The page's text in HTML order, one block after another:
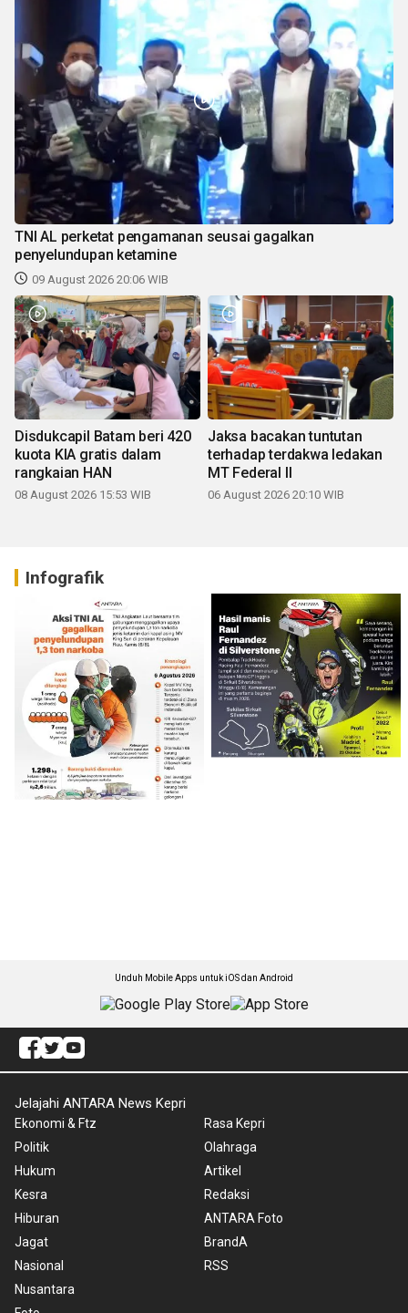
TNI AL perketat pengamanan seusai gagalkan
penyelundupan ketamine
09 August 2026 20:06 WIB
Disdukcapil Batam beri 420
kuota KIA gratis dalam
rangkaian HAN
08 August 2026 15:53 WIB
Jaksa bacakan tuntutan
terhadap terdakwa ledakan
MT Federal II
06 August 2026 20:10 WIB
Infografik
Unduh Mobile Apps untuk iOS dan Android
Jelajahi ANTARA News Kepri
Ekonomi & Ftz
Politik
Hukum
Kesra
Hiburan
Jagat
Nasional
Nusantara
Rasa Kepri
Olahraga
Artikel
Redaksi
ANTARA Foto
BrandA
RSS